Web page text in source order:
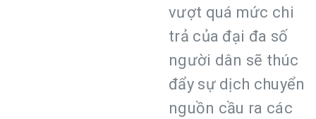
vượt quá mức chi
trả của đại đa số
người dân sẽ thúc
đẩy sự dịch chuyển
nguồn cầu ra các